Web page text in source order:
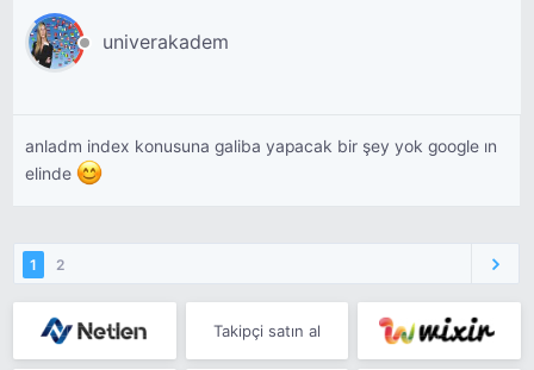
univerakadem
anladm index konusuna galiba yapacak bir şey yok google ın
elinde
1 2
Takipçi satın al